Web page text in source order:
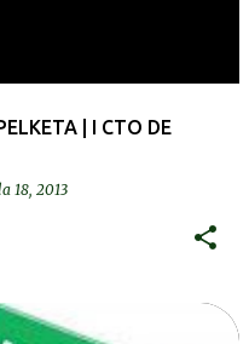
| I CTO DE
18, 2013